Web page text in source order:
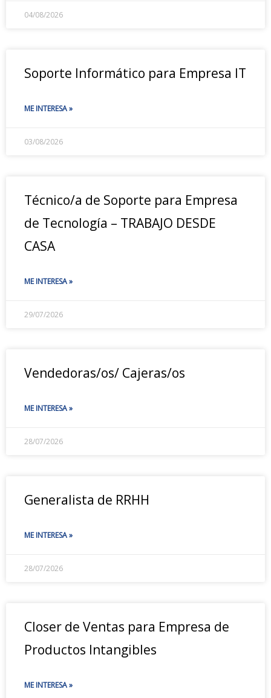
04/08/2026
Soporte Informático para Empresa IT
ME INTERESA »
03/08/2026
Técnico/a de Soporte para Empresa
de Tecnología – TRABAJO DESDE
CASA
ME INTERESA »
29/07/2026
Vendedoras/os/ Cajeras/os
ME INTERESA »
28/07/2026
Generalista de RRHH
ME INTERESA »
28/07/2026
Closer de Ventas para Empresa de
Productos Intangibles
ME INTERESA »